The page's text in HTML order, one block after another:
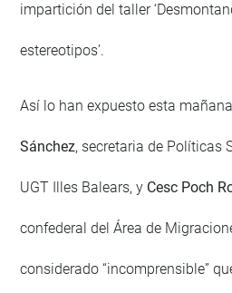
impartición del taller
estereotipos’.
Así lo han expuesto esta mañana
Sánchez, secretaria de Políticas
UGT Illes Balears, y Cesc Poch
confederal del Área de
considerado “incomprensible”